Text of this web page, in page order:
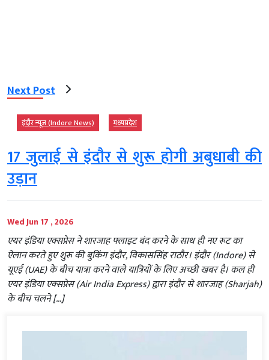
Next Post
इंदौर न्यूज़ (Indore News) मध्‍यप्रदेश
17 जुलाई से इंदौर से शुरू होगी अबुधाबी की
उड़ान
Wed Jun 17 , 2026
एयर इंडिया एक्सप्रेस ने शारजाह फ्लाइट बंद करने के साथ ही नए रूट का
ऐलान करते हुए शुरू की बुकिंग इंदौर, विकाससिंह राठौर। इंदौर (Indore) से
यूएई (UAE) के बीच यात्रा करने वाले यात्रियों के लिए अच्छी खबर है। कल ही
एयर इंडिया एक्सप्रेस (Air India Express) द्वारा इंदौर से शारजाह (Sharjah)
के बीच चलने […]